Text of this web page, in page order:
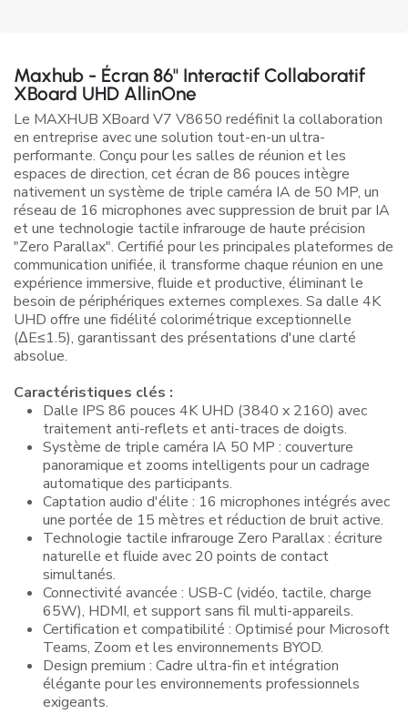
Maxhub - Écran 86" Interactif Collaboratif
XBoard UHD AllinOne
Le MAXHUB XBoard V7 V8650 redéfinit la collaboration
en entreprise avec une solution tout-en-un ultra-
performante. Conçu pour les salles de réunion et les
espaces de direction, cet écran de 86 pouces intègre
nativement un système de triple caméra IA de 50 MP, un
réseau de 16 microphones avec suppression de bruit par IA
et une technologie tactile infrarouge de haute précision
"Zero Parallax". Certifié pour les principales plateformes de
communication unifiée, il transforme chaque réunion en une
expérience immersive, fluide et productive, éliminant le
besoin de périphériques externes complexes. Sa dalle 4K
UHD offre une fidélité colorimétrique exceptionnelle
(ΔE≤1.5), garantissant des présentations d'une clarté
absolue.
Caractéristiques clés :
Dalle IPS 86 pouces 4K UHD (3840 x 2160) avec
traitement anti-reflets et anti-traces de doigts.
Système de triple caméra IA 50 MP : couverture
panoramique et zooms intelligents pour un cadrage
automatique des participants.
Captation audio d'élite : 16 microphones intégrés avec
une portée de 15 mètres et réduction de bruit active.
Technologie tactile infrarouge Zero Parallax : écriture
naturelle et fluide avec 20 points de contact
simultanés.
Connectivité avancée : USB-C (vidéo, tactile, charge
65W), HDMI, et support sans fil multi-appareils.
Certification et compatibilité : Optimisé pour Microsoft
Teams, Zoom et les environnements BYOD.
Design premium : Cadre ultra-fin et intégration
élégante pour les environnements professionnels
exigeants.